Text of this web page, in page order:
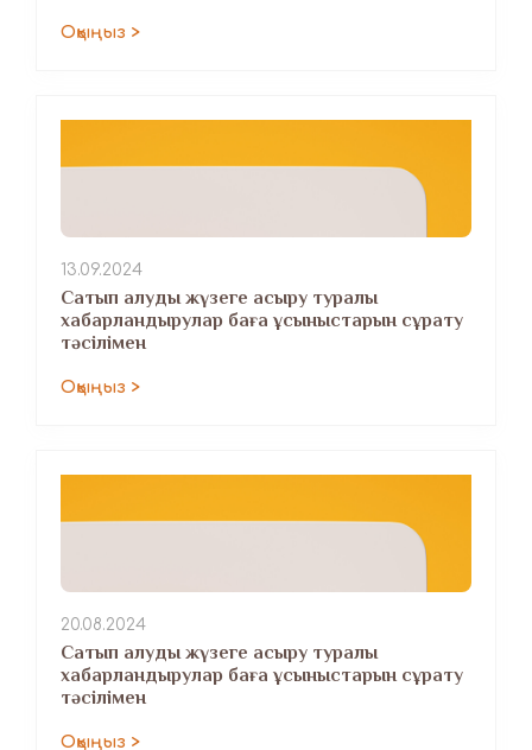
Оқыңыз >
13.09.2024
Сатып алуды жүзеге асыру туралы
хабарландырулар баға ұсыныстарын сұрату
тәсілімен
Оқыңыз >
20.08.2024
Сатып алуды жүзеге асыру туралы
хабарландырулар баға ұсыныстарын сұрату
тәсілімен
Оқыңыз >